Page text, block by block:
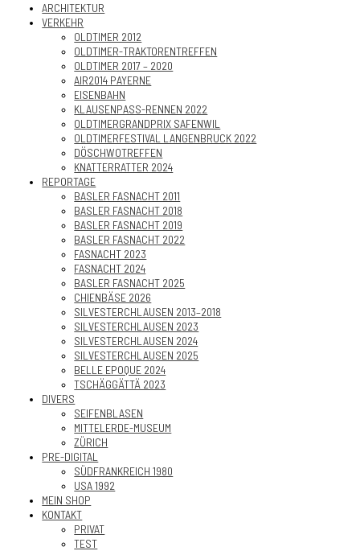
ARCHITEKTUR
VERKEHR
OLDTIMER 2012
OLDTIMER-TRAKTORENTREFFEN
OLDTIMER 2017 – 2020
AIR2014 PAYERNE
EISENBAHN
KLAUSENPASS-RENNEN 2022
OLDTIMERGRANDPRIX SAFENWIL
OLDTIMERFESTIVAL LANGENBRUCK 2022
DÖSCHWOTREFFEN
KNATTERRATTER 2024
REPORTAGE
BASLER FASNACHT 2011
BASLER FASNACHT 2018
BASLER FASNACHT 2019
BASLER FASNACHT 2022
FASNACHT 2023
FASNACHT 2024
BASLER FASNACHT 2025
CHIENBÄSE 2026
SILVESTERCHLAUSEN 2013–2018
SILVESTERCHLAUSEN 2023
SILVESTERCHLAUSEN 2024
SILVESTERCHLAUSEN 2025
BELLE EPOQUE 2024
TSCHÄGGÄTTÄ 2023
DIVERS
SEIFENBLASEN
MITTELERDE-MUSEUM
ZÜRICH
PRE-DIGITAL
SÜDFRANKREICH 1980
USA 1992
MEIN SHOP
KONTAKT
PRIVAT
TEST